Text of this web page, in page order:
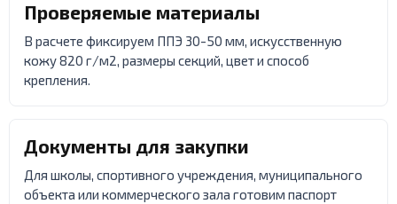
Проверяемые материалы
В расчете фиксируем ППЭ 30-50 мм, искусственную
кожу 820 г/м2, размеры секций, цвет и способ
крепления.
Документы для закупки
Для школы, спортивного учреждения, муниципального
объекта или коммерческого зала готовим паспорт